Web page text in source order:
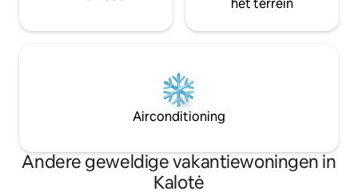
het terrein
Airconditioning
Andere geweldige vakantiewoningen in
Kalotė